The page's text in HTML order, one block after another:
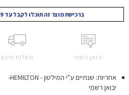
ברכישת מוצר זה תוכלו לקבל עד 1,529 נקודות מועדון!
יבואן רשמי משלוח חינם
אחריות: שנתיים ע"י המילטון - HEMILTON-
יבואן רשמי